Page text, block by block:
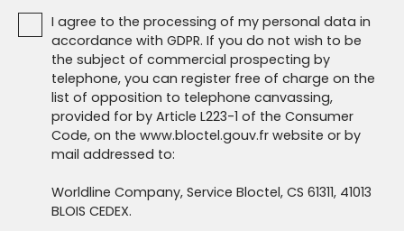
I agree to the processing of my personal data in
accordance with GDPR. If you do not wish to be
the subject of commercial prospecting by
telephone, you can register free of charge on the
list of opposition to telephone canvassing,
provided for by Article L223-1 of the Consumer
Code, on the www.bloctel.gouv.fr website or by
mail addressed to:
Worldline Company, Service Bloctel, CS 61311, 41013
BLOIS CEDEX.